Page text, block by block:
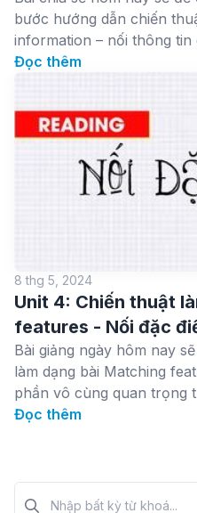
bước hướng dẫn chiến
information – nối thông tin
Đọc thêm
8 thg 5, 2024
Unit 4: Chiến thuật
features - Nối đặc
Bài giảng ngày hôm nay
làm dạng bài Matching
phần vô cùng quan trọng
Đọc thêm
Tìm kiếm?>